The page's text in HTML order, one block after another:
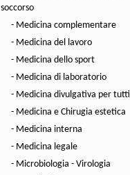
soccorso
- Medicina complementare
- Medicina del lavoro
- Medicina dello sport
- Medicina di laboratorio
- Medicina divulgativa per tutti
- Medicina e Chirugia estetica
- Medicina interna
- Medicina legale
- Microbiologia - Virologia